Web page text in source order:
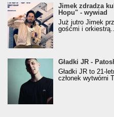
Jimek zdradza kulisy
Hopu" - wywiad
Jimek zdradza
Hopu" - wywiad
Już jutro Jimek
gośćmi i
Gładki JR - Patoshot
Gładki JR -
Gładki JR to 21-
członek wytwórni